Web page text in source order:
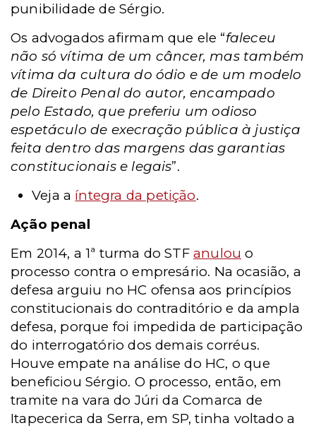
punibilidade de Sérgio.
Os advogados afirmam que ele “faleceu
não só vítima de um câncer, mas também
vítima da cultura do ódio e de um modelo
de Direito Penal do autor, encampado
pelo Estado, que preferiu um odioso
espetáculo de execração pública à justiça
feita dentro das margens das garantias
constitucionais e legais”.
Veja a íntegra da petição.
Ação penal
Em 2014, a 1ª turma do STFanulou o
processo contra o empresário. Na ocasião, a
defesa arguiu no HC ofensa aos princípios
constitucionais do contraditório e da ampla
defesa, porque foi impedida de participação
do interrogatório dos demais corréus.
Houve empate na análise do HC, o que
beneficiou Sérgio. O processo, então, em
tramite na vara do Júri da Comarca de
Itapecerica da Serra, em SP, tinha voltado a